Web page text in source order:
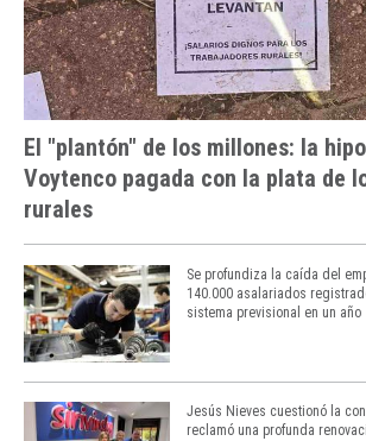
El "plantón" de los millones: la
Voytenco pagada con la plata de
rurales
Se profundiza la caída del
140.000 asalariados
sistema previsional en un año
Jesús Nieves cuestionó la
reclamó una profunda